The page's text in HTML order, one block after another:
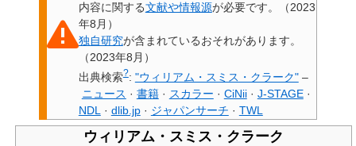
内容に関する文献や情報源が必要です。 （2023
年8月 ）
独自研究が含まれているおそれがあります。
（2023年8月 ）
出典検索?: "ウィリアム・スミス・クラーク" –
ニュース · 書籍 · スカラー · CiNii · J-STAGE ·
NDL
· dlib.jp · ジャパンサーチ · TWL
ウィリアム・スミス・クラーク